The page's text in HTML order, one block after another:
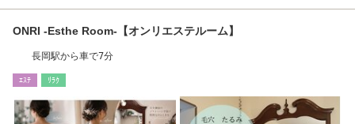
ONRI -Esthe Room-【オンリエステルーム】
長岡駅から車で7分
ｴｽﾃ ﾘﾗｸ